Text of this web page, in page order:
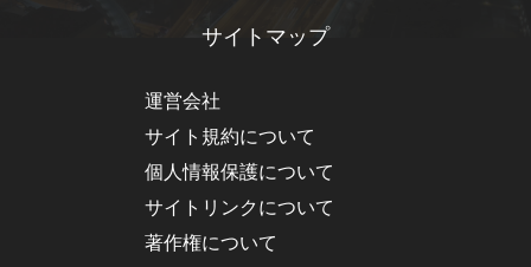
サイトマップ
運営会社
サイト規約について
個人情報保護について
サイトリンクについて
著作権について